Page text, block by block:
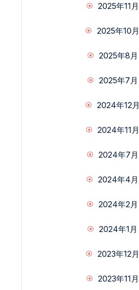
2025年11月
2025年10月
2025年8月
2025年7月
2024年12月
2024年11月
2024年7月
2024年4月
2024年2月
2024年1月
2023年12月
2023年11月